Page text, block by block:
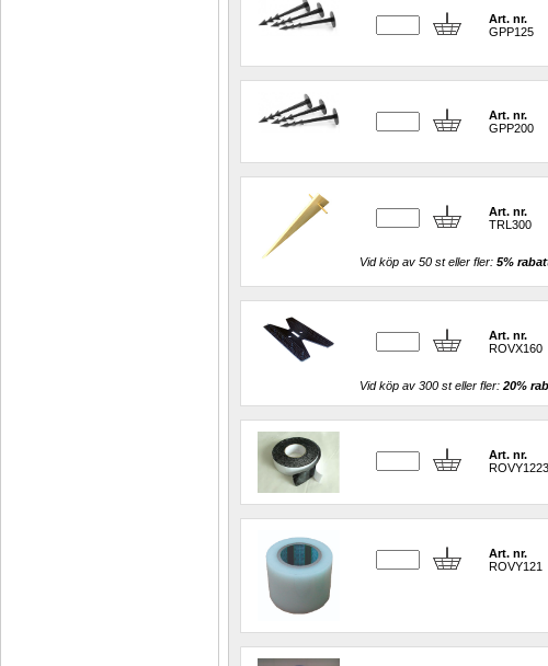
Art. nr.
GPP125
Art. nr.
GPP200
Art. nr.
TRL300
Vid köp av 50 st eller fler: 5%
Art. nr.
ROVX160
Vid köp av 300 st eller fler: 20%
Art. nr.
ROVY1223
Art. nr.
ROVY121